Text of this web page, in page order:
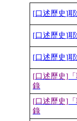
[口述歷史]
[口述歷史]
[口述歷史]
[口述歷史]
錄
[口述歷史]
錄